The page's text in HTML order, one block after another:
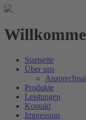
Startseite
Über uns
Produkte
Leistungen
Kontakt
Impressum